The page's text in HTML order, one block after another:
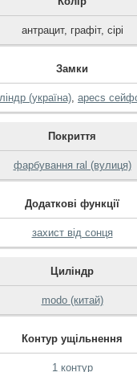
антрацит, графіт, сірі
Замки
(україна) apecs
Покриття
фарбування ral (вулиця)
Додаткові функції
захист від сонця
Циліндр
modo (китай)
Контур ущільнення
1 контур